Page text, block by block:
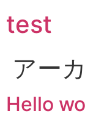
test
アー
Hello